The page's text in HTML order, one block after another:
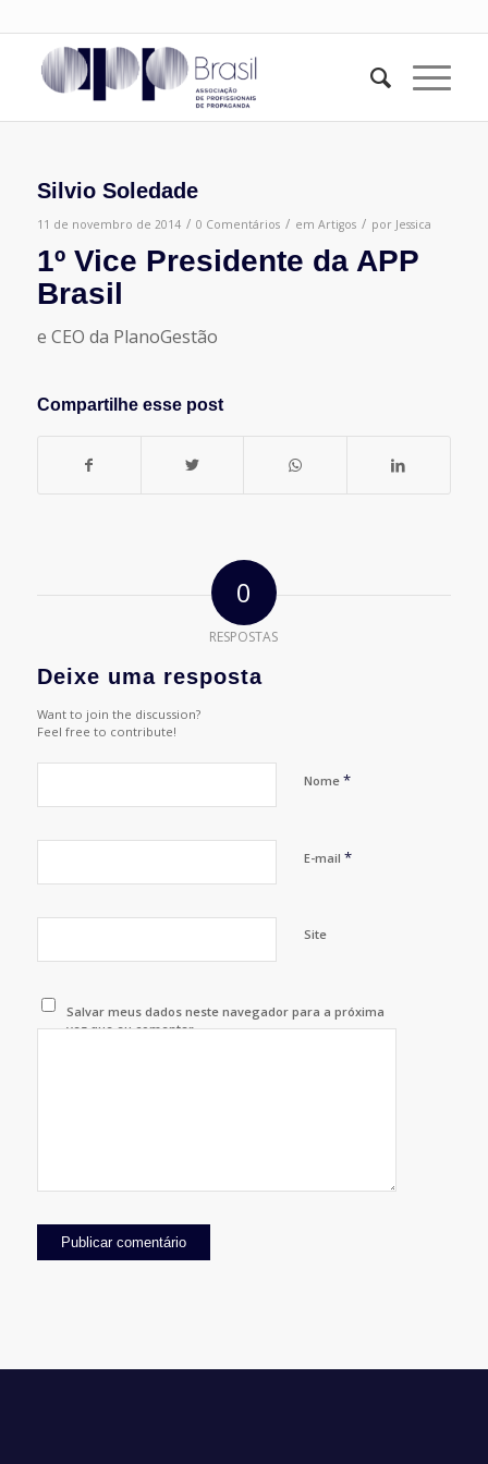
Silvio Soledade
11 de novembro de 2014 / 0 Comentários / em Artigos / por Jessica
1º Vice Presidente da APP
Brasil
e CEO da PlanoGestão
Compartilhe esse post
0
RESPOSTAS
Deixe uma resposta
Want to join the discussion?
Feel free to contribute!
Nome *
E-mail *
Site
Salvar meus dados neste navegador para a próxima
vez que eu comentar.